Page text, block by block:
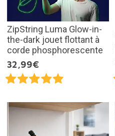
ZipString Luma Glow-in-
the-dark jouet flottant à
corde phosphorescente
32,99€